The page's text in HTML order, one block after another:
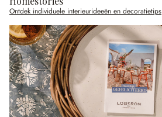
Ontdek individuele interieurideeën en decoratietips